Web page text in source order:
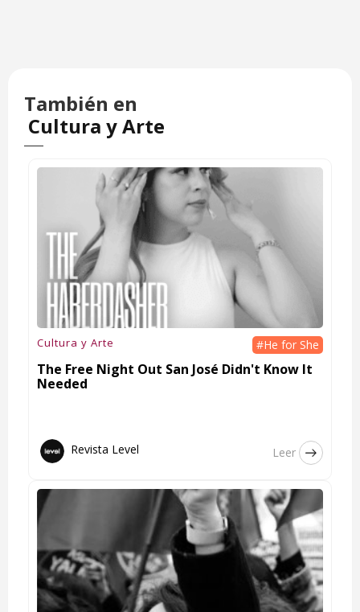
También en
Cultura y Arte
Cultura y Arte #He for She
The Free Night Out San José Didn't Know It
Needed
Revista Level Leer